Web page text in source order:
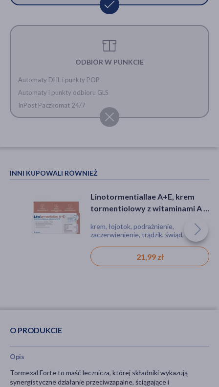
ODBIÓR W PUNKCIE
Automaty DHL i punkty POP
Automaty i punkty odbioru GLS
InPost Paczkomat 24/7
INNI KUPOWALI RÓWNIEŻ
Linotormentiallae A+E, krem
tormentiolowy z witaminami A i
krem, łojotok, podrażnienie,
zaczerwienienie, trądzik, świąd,
21,99 zł
O PRODUKCIE
Opis
Tormexal Forte to maść lecznicza, której składniki wykazują
synergistyczne działanie przeciwzapalne, ściągające i